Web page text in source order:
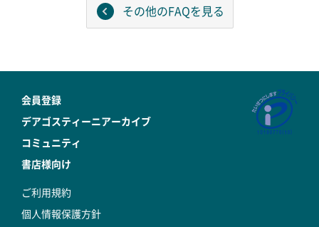
その他のFAQを見る
会員登録
デアゴスティーニアーカイブ
コミュニティ
書店様向け
ご利用規約
個人情報保護方針